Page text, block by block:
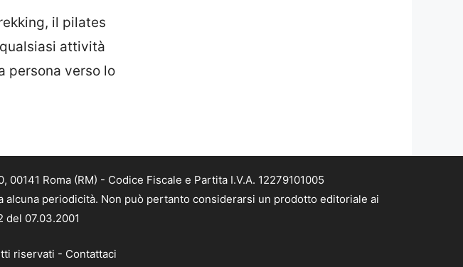
il pilates
attività
persona verso lo
Roma (RM) - Codice Fiscale e Partita I.V.A. 12279101005
periodicità. Non può pertanto considerarsi un prodotto editoriale ai
del 07.03.2001
riservati - Contattaci